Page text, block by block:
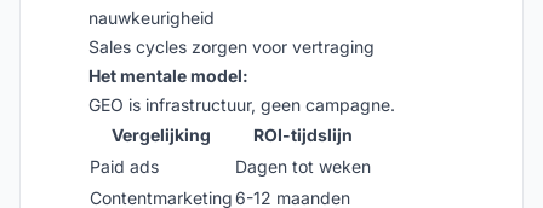
nauwkeurigheid
Sales cycles zorgen voor vertraging
Het mentale model:
GEO is infrastructuur, geen campagne.
Vergelijking
ROI-tijdslijn
Paid ads
Dagen tot weken
Contentmarketing6-12 maanden